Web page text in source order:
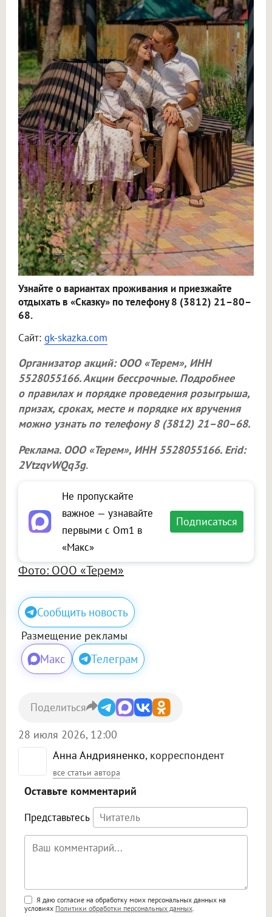
Узнайте о вариантах проживания и приезжайте
отдыхать в «Сказку» по телефону 8 (3812) 21–80–
68.
Сайт: gk-skazka.com
Организатор акций: ООО «Терем», ИНН
5528055166. Акции бессрочные. Подробнее
о правилах и порядке проведения розыгрыша,
призах, сроках, месте и порядке их вручения
можно узнать по телефону 8 (3812) 21–80–68.
Реклама. ООО «Терем», ИНН 5528055166. Erid:
2VtzqvWQq3g.
Не пропускайте
важное — узнавайте
первыми с Om1 в
«Макс»
Подписаться
Фото: ООО «Терем»
Сообщить новость
Размещение рекламы
Макс Телеграм
Анна Андрияненко, корреспондент
все статьи автора
28 июля 2026, 12:00
Поделиться
Оставьте комментарий
Представьтесь
Поддержка HTML
Я даю согласие на обработку моих персональных данных на
условиях Политики обработки персональных данных.